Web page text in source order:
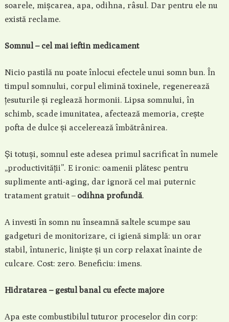
soarele, mișcarea, apa, odihna, râsul. Dar pentru ele nu
există reclame.
Somnul – cel mai ieftin medicament
Nicio pastilă nu poate înlocui efectele unui somn bun. În
timpul somnului, corpul elimină toxinele, regenerează
țesuturile și reglează hormonii. Lipsa somnului, în
schimb, scade imunitatea, afectează memoria, crește
pofta de dulce și accelerează îmbătrânirea.
Și totuși, somnul este adesea primul sacrificat în numele
„productivității”. E ironic: oamenii plătesc pentru
suplimente anti-aging, dar ignoră cel mai puternic
tratament gratuit – odihna profundă.
A investi în somn nu înseamnă saltele scumpe sau
gadgeturi de monitorizare, ci igienă simplă: un orar
stabil, întuneric, liniște și un corp relaxat înainte de
culcare. Cost: zero. Beneficiu: imens.
Hidratarea – gestul banal cu efecte majore
Apa este combustibilul tuturor proceselor din corp: